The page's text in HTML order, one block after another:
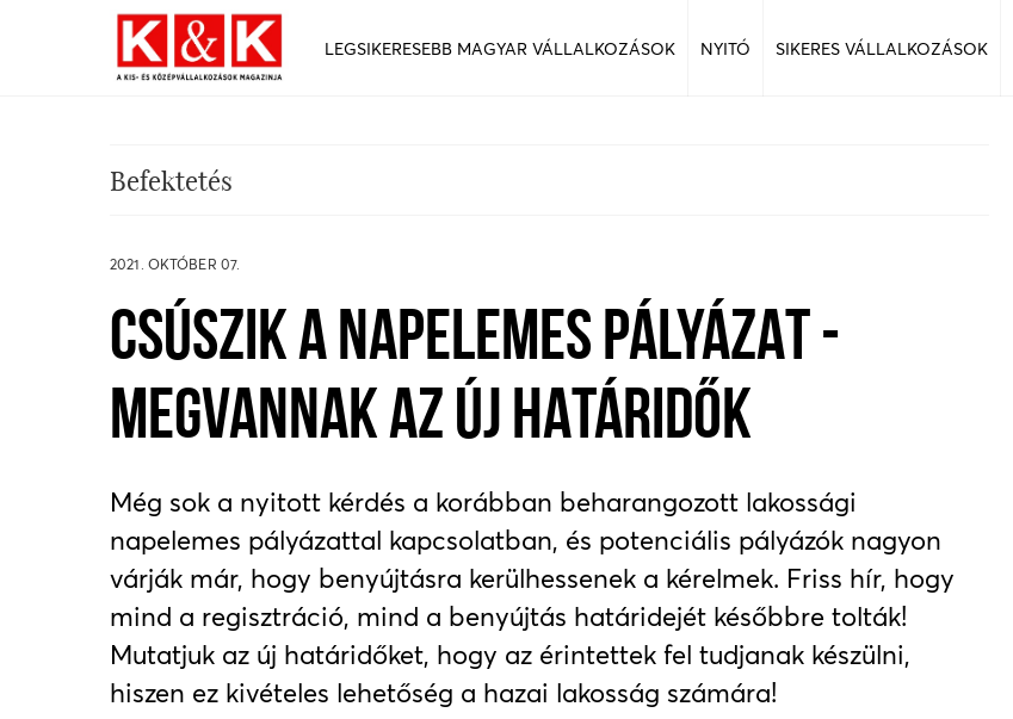
LEGSIKERESEBB MAGYAR VÁLLALKOZÁSOK NYITÓ SIKERES VÁLLALKOZÁSOK
Befektetés
2021. OKTÓBER 07.
CSÚSZIK A NAPELEMES PÁLYÁZAT -
MEGVANNAK AZ ÚJ HATÁRIDŐK
Még sok a nyitott kérdés a korábban beharangozott lakossági
napelemes pályázattal kapcsolatban, és potenciális pályázók nagyon
várják már, hogy benyújtásra kerülhessenek a kérelmek. Friss hír, hogy
mind a regisztráció, mind a benyújtás határidejét későbbre tolták!
Mutatjuk az új határidőket, hogy az érintettek fel tudjanak készülni,
hiszen ez kivételes lehetőség a hazai lakosság számára!